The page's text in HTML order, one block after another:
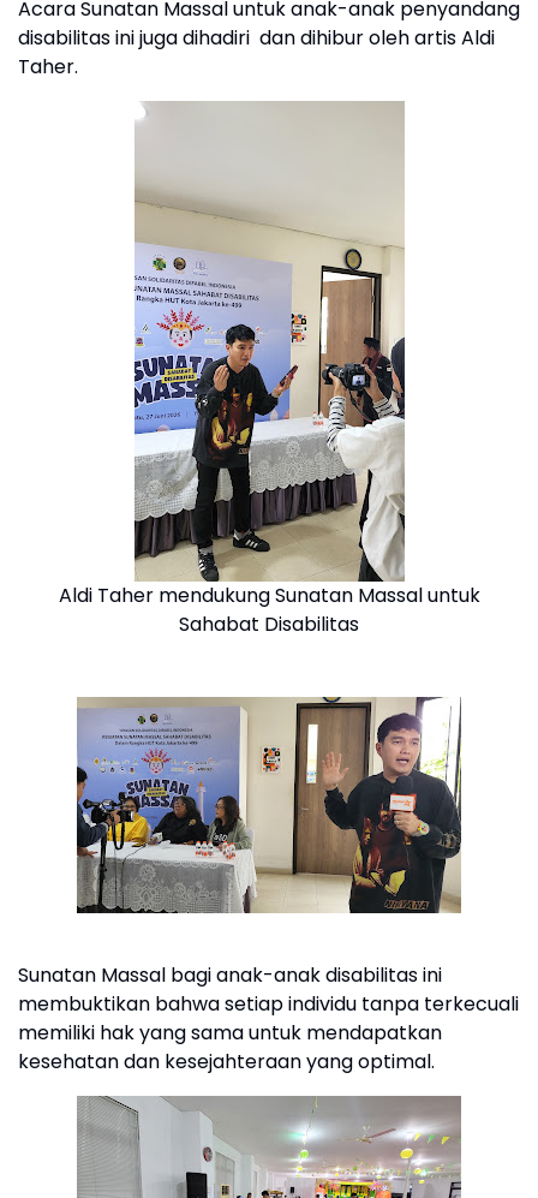
Acara Sunatan Massal untuk anak-anak penyandang
disabilitas ini juga dihadiri dan dihibur oleh artis Aldi
Taher.
Aldi Taher mendukung Sunatan Massal untuk
Sahabat Disabilitas
Sunatan Massal bagi anak-anak disabilitas ini
membuktikan bahwa setiap individu tanpa terkecuali
memiliki hak yang sama untuk mendapatkan
kesehatan dan kesejahteraan yang optimal.